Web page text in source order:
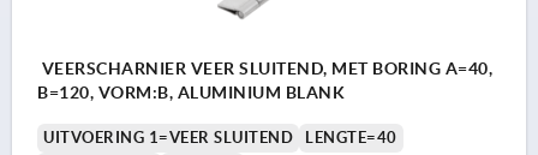
VEERSCHARNIER VEER SLUITEND, MET BORING A=40,
B=120, VORM:B, ALUMINIUM BLANK
UITVOERING 1=VEER SLUITEND
LENGTE=40